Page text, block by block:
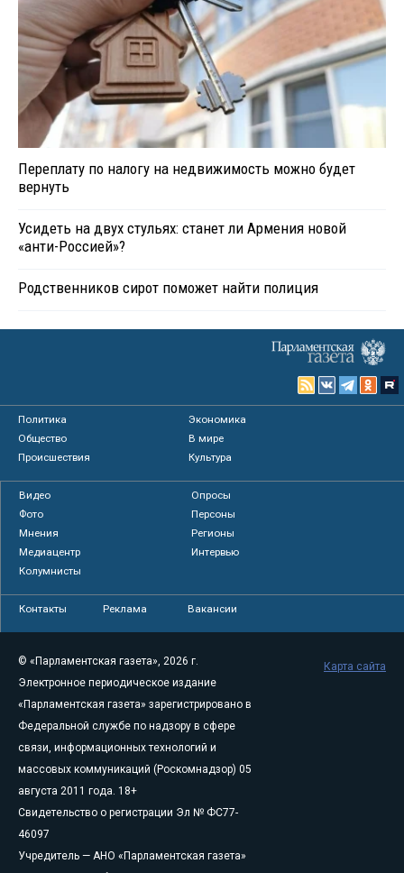
Переплату по налогу на недвижимость можно будет
вернуть
Усидеть на двух стульях: станет ли Армения новой
«анти-Россией»?
Родственников сирот поможет найти полиция
Политика
Экономика
Общество
В мире
Происшествия
Культура
Видео
Опросы
Фото
Персоны
Мнения
Регионы
Медиацентр
Интервью
Колумнисты
Контакты Реклама Вакансии
© «Парламентская газета», 2026 г.
Электронное периодическое издание
«Парламентская газета» зарегистрировано в
Федеральной службе по надзору в сфере
связи, информационных технологий и
массовых коммуникаций (Роскомнадзор) 05
августа 2011 года. 18+
Свидетельство о регистрации Эл № ФС77-
46097
Учредитель — АНО «Парламентская газета»
Карта сайта